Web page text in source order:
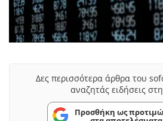
Δες περισσότερα άρθρα του
αναζητάς ειδήσεις
Προσθήκη ως